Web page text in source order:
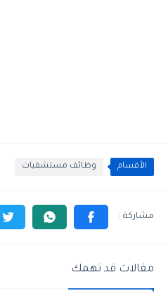
الأقسام وظائف مستشفيات
مقالات قد تهمك